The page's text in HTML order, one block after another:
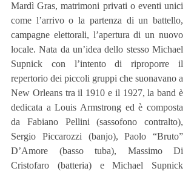
Mardì Gras, matrimoni privati o eventi unici
come l’arrivo o la partenza di un battello,
campagne elettorali, l’apertura di un nuovo
locale. Nata da un’idea dello stesso Michael
Supnick con l’intento di riproporre il
repertorio dei piccoli gruppi che suonavano a
New Orleans tra il 1910 e il 1927, la band è
dedicata a Louis Armstrong ed è composta
da Fabiano Pellini (sassofono contralto),
Sergio Piccarozzi (banjo), Paolo “Bruto”
D’Amore (basso tuba), Massimo Di
Cristofaro (batteria) e Michael Supnick